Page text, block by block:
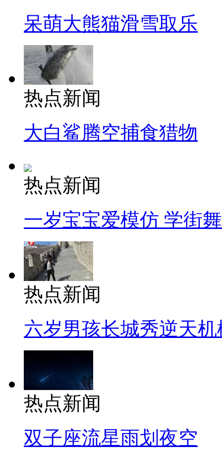
呆萌大熊猫滑雪取乐
热点新闻
大白鲨腾空捕食猎物
热点新闻
一岁宝宝爱模仿 学街
热点新闻
六岁男孩长城秀逆天机
热点新闻
双子座流星雨划夜空